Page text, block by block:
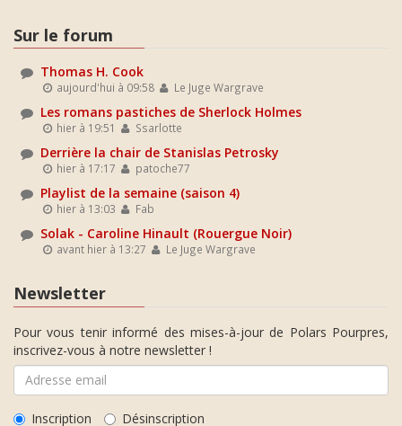
Sur le forum
Thomas H. Cook
aujourd'hui à 09:58 Le Juge Wargrave
Les romans pastiches de Sherlock Holmes
hier à 19:51 Ssarlotte
Derrière la chair de Stanislas Petrosky
hier à 17:17 patoche77
Playlist de la semaine (saison 4)
hier à 13:03 Fab
Solak - Caroline Hinault (Rouergue Noir)
avant hier à 13:27 Le Juge Wargrave
Newsletter
Pour vous tenir informé des mises-à-jour de Polars Pourpres,
inscrivez-vous à notre newsletter !
Inscription Désinscription